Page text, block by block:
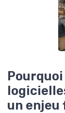
un enjeu